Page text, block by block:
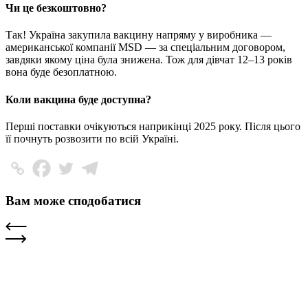
Чи це безкоштовно?
Так! Україна закупила вакцину напряму у виробника —
американської компанії MSD — за спеціальним договором,
завдяки якому ціна була знижена. Тож для дівчат 12–13 років
вона буде безоплатною.
Коли вакцина буде доступна?
Перші поставки очікуються наприкінці 2025 року. Після цього
її почнуть розвозити по всій Україні.
Вам може сподобатися